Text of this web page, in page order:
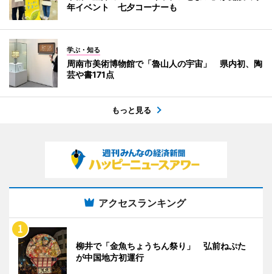
年イベント 七夕コーナーも
学ぶ・知る
周南市美術博物館で「魯山人の宇宙」 県内初、陶
芸や書171点
もっと見る
アクセスランキング
柳井で「金魚ちょうちん祭り」 弘前ねぷた
が中国地方初運行